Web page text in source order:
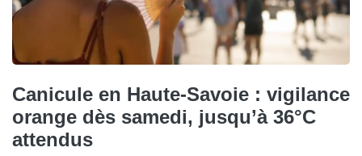
Canicule en Haute-Savoie : vigilance
orange dès samedi, jusqu’à 36°C
attendus